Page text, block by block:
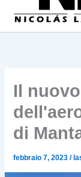
Il
di
febbraio 7, 2023/